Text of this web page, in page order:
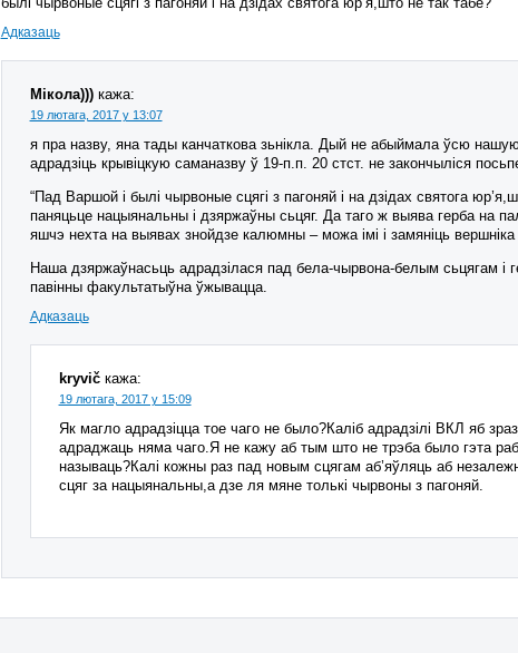
Адказаць
Мікола))) кажа:
19 лютага, 2017 у 13:07
я пра назву, яна тады канчаткова зьнікла. Дый не абыймала ўсю
адрадзіць крывіцкую саманазву ў 19-п.п. 20 стст. не закончыліся
“Пад Варшой і былі чырвоные сцягі з пагоняй і на дзідах святога
паняцьце нацыянальны і дзяржаўны сьцяг. Да таго ж выява герба на
яшчэ нехта на выявах знойдзе калюмны – можа імі і замяніць вершніка
Наша дзяржаўнасьць адрадзілася пад бела-чырвона-белым сьцягам і
павінны факультатыўна ўжывацца.
Адказаць
kryvič кажа:
19 лютага, 2017 у 15:09
Як магло адрадзіцца тое чаго не было?Каліб адрадзілі ВКЛ яб
адраджаць няма чаго.Я не кажу аб тым што не трэба было гэта
называць?Калі кожны раз пад новым сцягам аб’яўляць аб
сцяг за нацыянальны,а дзе ля мяне толькі чырвоны з пагоняй.